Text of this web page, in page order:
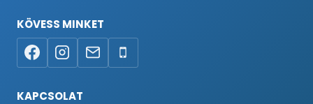
KÖVESS MINKET
KAPCSOLAT